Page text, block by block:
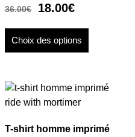
36.00€ 18.00€
Choix des options
T-shirt homme imprimé